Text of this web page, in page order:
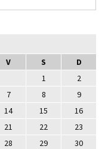
V S
D
1
2
7 8
9
14 15
16
21 22
23
28 29
30